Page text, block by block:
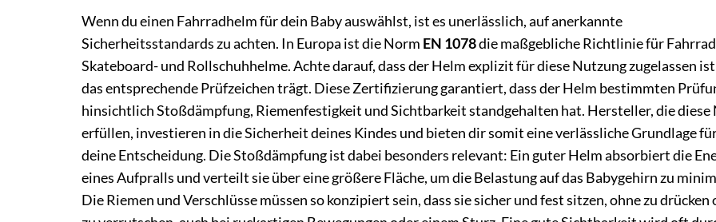
Wenn du einen Fahrradhelm für dein Baby auswählst, ist es unerlässlich, auf anerkannte
Sicherheitsstandards zu achten. In Europa ist die Norm EN 1078die maßgebliche Richtlinie für
Skateboard- und Rollschuhhelme. Achte darauf, dass der Helm explizit für diese Nutzung zugelassen
das entsprechende Prüfzeichen trägt. Diese Zertifizierung garantiert, dass der Helm bestimmten
hinsichtlich Stoßdämpfung, Riemenfestigkeit und Sichtbarkeit standgehalten hat. Hersteller, die diese
erfüllen, investieren in die Sicherheit deines Kindes und bieten dir somit eine verlässliche Grundlage
deine Entscheidung. Die Stoßdämpfung ist dabei besonders relevant: Ein guter Helm absorbiert die
eines Aufpralls und verteilt sie über eine größere Fläche, um die Belastung auf das Babygehirn zu
Die Riemen und Verschlüsse müssen so konzipiert sein, dass sie sicher und fest sitzen, ohne zu drücken